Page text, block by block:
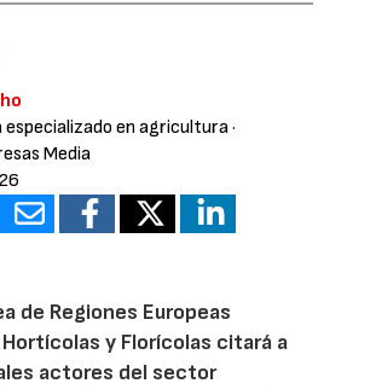
especializado en agricultura·
Media
de Regiones Europeas
y Florícolas citará a
actores del sector